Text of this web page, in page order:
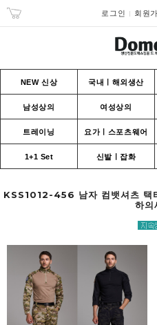
로그인 회원
NEW 신상 국내ㅣ해외생산
남성상의 여성상의
트레이닝 요가ㅣ스포츠웨어
1+1 Set 신발ㅣ잡화
KSS1012-456 남자 컴뱃셔츠 택
하의